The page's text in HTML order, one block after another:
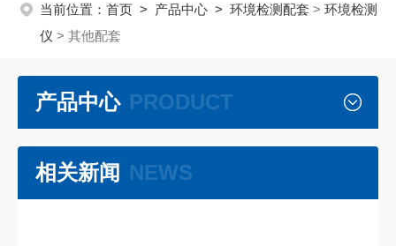
当前位置： 首页 > 产品中心 > 环境检测配套 > 环境检测
仪 > 其他配套
PRODUCT
产品中心
NEWS
相关新闻